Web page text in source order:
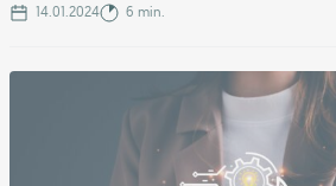
14.01.2024 6 min.